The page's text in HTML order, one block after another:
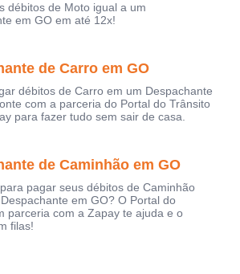
débitos de Moto igual a um
em GO em até 12x!
de Carro em GO
débitos de Carro em um Despachante
com a parceria do Portal do Trânsito
para fazer tudo sem sair de casa.
de Caminhão em GO
pagar seus débitos de Caminhão
em GO? O Portal do
parceria com a Zapay te ajuda e o
filas!